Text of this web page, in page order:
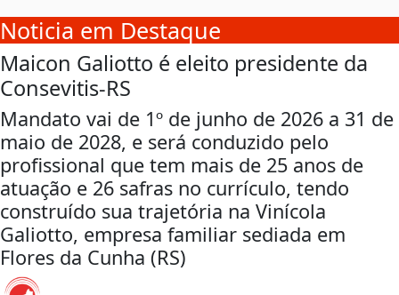
Noticia em Destaque
Maicon Galiotto é eleito presidente da
Consevitis-RS
Mandato vai de 1º de junho de 2026 a 31 de
maio de 2028, e será conduzido pelo
profissional que tem mais de 25 anos de
atuação e 26 safras no currículo, tendo
construído sua trajetória na Vinícola
Galiotto, empresa familiar sediada em
Flores da Cunha (RS)